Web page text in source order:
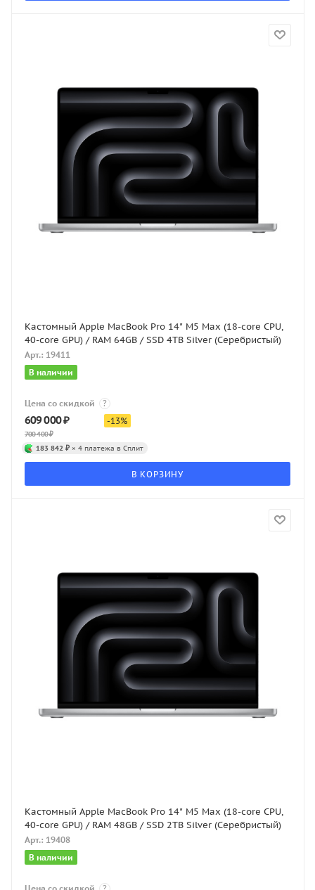
Кастомный Apple MacBook Pro 14" M5 Max (18-core CPU,
40-core GPU) / RAM 64GB / SSD 4TB Silver (Серебристый)
Арт.: 19411
В наличии
Цена со скидкой ?
609 000₽
700 400₽
-13%
183 842 ₽ × 4 платежа в Сплит
В КОРЗИНУ
Кастомный Apple MacBook Pro 14" M5 Max (18-core CPU,
40-core GPU) / RAM 48GB / SSD 2TB Silver (Серебристый)
Арт.: 19408
В наличии